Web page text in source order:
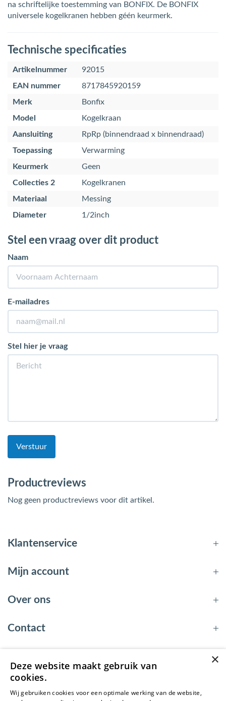
na schriftelijke toestemming van BONFIX. De BONFIX
universele kogelkranen hebben géén keurmerk.
Technische specificaties
Artikelnummer
92015
EAN nummer
8717845920159
Merk
Bonfix
Model
Kogelkraan
Aansluiting
RpRp (binnendraad x binnendraad)
Toepassing
Verwarming
Keurmerk
Geen
Collecties 2
Kogelkranen
Materiaal
Messing
Diameter
1/2inch
Stel een vraag over dit product
Naam
E-mailadres
Stel hier je vraag
Verstuur
Productreviews
Nog geen productreviews voor dit artikel.
Klantenservice
Mijn account
Over ons
Contact
© 2026 - EnergyBy
×
Deze website maakt gebruik van
cookies.
Wij gebruiken cookies voor een optimale werking van de website,